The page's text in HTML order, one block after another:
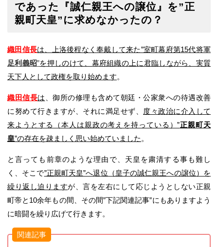
であった『誠仁親王への譲位』を”正
親町天皇”に求めなかったの？
織田信長は、上洛後程なく奉戴して来た”室町幕府第15代将軍
足利義昭”を押しのけて、幕府組織の上に君臨しながら、実質
天下人として政権を取り始めます。
織田信長は 、御所の修理も含めて朝廷・公家衆への待遇改善
に努めて行きますが、それに満足せず、
度々政治に介入して
来ようとする（本人は親政の考えを持っている）”正親町天
皇”の存在を疎ましく思い始めていました 。
と言っても前章のような理由で、天皇を粛清する事も難し
く、そこで”正親町天皇”へ退位（皇子の誠仁親王への譲位）を
繰り返し迫りますが、言を左右にして応じようとしない正親
町帝と10余年もの間、その間”下記関連記事”にもありますよう
に暗闘を繰り広げて行きます。
関連記事